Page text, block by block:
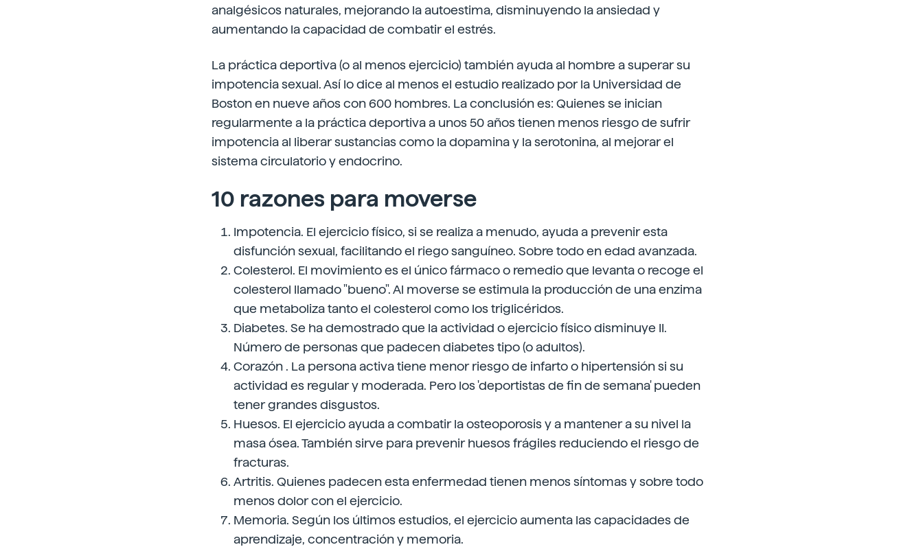
analgésicos naturales, mejorando la autoestima, disminuyendo la ansiedad y
aumentando la capacidad de combatir el estrés.
La práctica deportiva (o al menos ejercicio) también ayuda al hombre a superar su
impotencia sexual. Así lo dice al menos el estudio realizado por la Universidad de
Boston en nueve años con 600 hombres. La conclusión es: Quienes se inician
regularmente a la práctica deportiva a unos 50 años tienen menos riesgo de sufrir
impotencia al liberar sustancias como la dopamina y la serotonina, al mejorar el
sistema circulatorio y endocrino.
10 razones para moverse
Impotencia. El ejercicio físico, si se realiza a menudo, ayuda a prevenir esta
disfunción sexual, facilitando el riego sanguíneo. Sobre todo en edad avanzada.
Colesterol. El movimiento es el único fármaco o remedio que levanta o recoge el
colesterol llamado "bueno". Al moverse se estimula la producción de una enzima
que metaboliza tanto el colesterol como los triglicéridos.
Diabetes. Se ha demostrado que la actividad o ejercicio físico disminuye II.
Número de personas que padecen diabetes tipo (o adultos).
Corazón . La persona activa tiene menor riesgo de infarto o hipertensión si su
actividad es regular y moderada. Pero los 'deportistas de fin de semana' pueden
tener grandes disgustos.
Huesos. El ejercicio ayuda a combatir la osteoporosis y a mantener a su nivel la
masa ósea. También sirve para prevenir huesos frágiles reduciendo el riesgo de
fracturas.
Artritis. Quienes padecen esta enfermedad tienen menos síntomas y sobre todo
menos dolor con el ejercicio.
Memoria. Según los últimos estudios, el ejercicio aumenta las capacidades de
aprendizaje, concentración y memoria.